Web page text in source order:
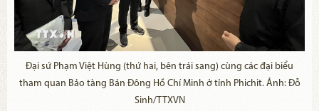
Đại sứ Phạm Việt Hùng (thứ hai, bên trái sang) cùng các đại biểu
tham quan Bảo tàng Bản Đông Hồ Chí Minh ở tỉnh Phichit. Ảnh: Đỗ
Sinh/TTXVN